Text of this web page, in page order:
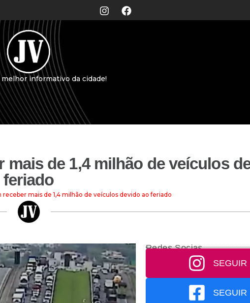
melhor informativo da cidade!
de 1,4 milhão de veículos
feriado
mais de 1,4 milhão de veículos devido ao feriado
Redes Socias
SEGUIR
SEGUIR